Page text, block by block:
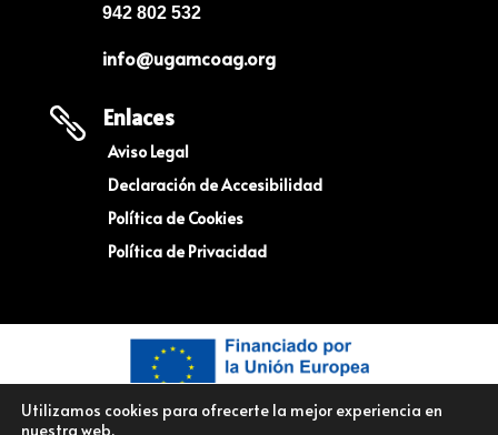
942 802 532
info@ugamcoag.org
 Enlaces
Aviso Legal
Declaración de Accesibilidad
Política de Cookies
Política de Privacidad
Utilizamos cookies para ofrecerte la mejor experiencia en
nuestra web.